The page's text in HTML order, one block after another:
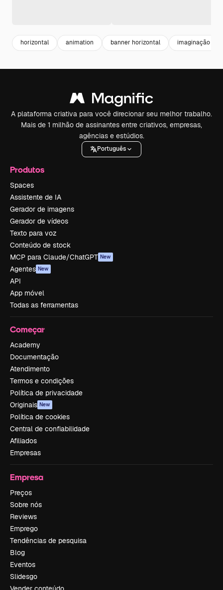
horizontal animation banner horizontal imaginação
A plataforma criativa para você direcionar seu melhor trabalho.
Mais de 1 milhão de assinantes entre criativos, empresas,
agências e estúdios.
Português
Produtos
Spaces
Assistente de IA
Gerador de imagens
Gerador de vídeos
Texto para voz
Conteúdo de stock
MCP para Claude/ChatGPT New
Agentes New
API
App móvel
Todas as ferramentas
Começar
Academy
Documentação
Atendimento
Termos e condições
Política de privacidade
Originais New
Política de cookies
Central de confiabilidade
Afiliados
Empresas
Empresa
Preços
Sobre nós
Reviews
Emprego
Tendências de pesquisa
Blog
Eventos
Slidesgo